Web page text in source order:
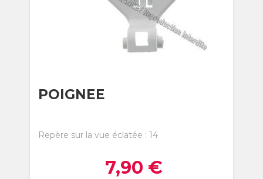
POIGNEE
Repère sur la vue éclatée : 14
7,90 €